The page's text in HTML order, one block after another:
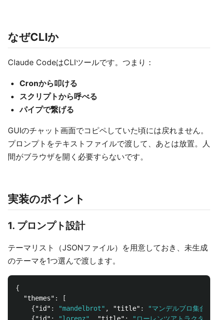
なぜCLIか
Claude CodeはCLIツールです。つまり：
Cronから叩ける
スクリプトから呼べる
パイプで繋げる
GUIのチャット画面でコピペしていた頃には戻れません。
プロンプトをテキストファイルで渡して、あとは放置。人
間がブラウザを開く必要すらないです。
実装のポイント
1. プロンプト設計
テーマリスト（JSONファイル）を用意しておき、未生成
のテーマを1つ選んで渡します。
{
"themes" :
[
{"id" : "mandelbrot" , "title" : "マンデルブロ集合"